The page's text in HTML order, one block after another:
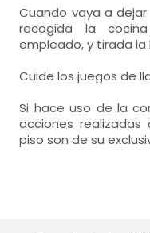
Cuando vaya a
recogida la
empleado, y tirada la
Cuide los juegos de
Si hace uso de la
acciones
piso son de su